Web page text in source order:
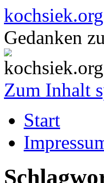
kochsiek.org
Gedanken
Zum Inhalt
Start